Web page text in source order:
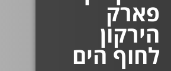
פארק
הירקון
לחוף הים